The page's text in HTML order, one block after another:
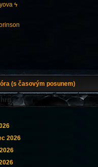
ϟ
(s časovým posunem)
2026